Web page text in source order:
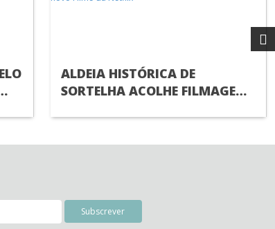
ALDEIA HISTÓRICA DE
SORTELHA ACOLHE FILMAGENS